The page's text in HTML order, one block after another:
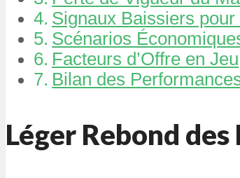
Signaux Baissiers
Scénarios
Facteurs d’Offre en Jeu
Bilan des
Léger Rebond